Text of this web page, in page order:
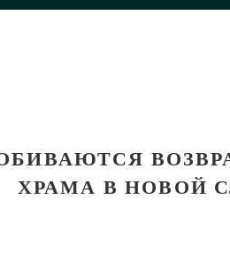
ХРАМА В НОВОЙ